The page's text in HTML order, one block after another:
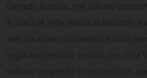
Corrado Pizziolo, che sabato
le esequie nella chiesa di Meschio a
anni da vicario cooperatore nella
Veglia ha prestato servizio per circa
militare svolgendo il suo prezioso